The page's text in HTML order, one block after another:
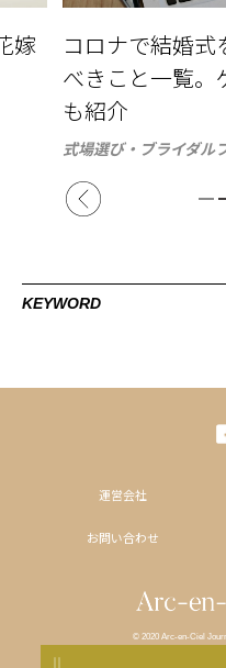
嫁
コロナで結婚式
べきこと一覧。
も紹介
式場選び・ブライダル
KEYWORD
運営会社
お問い合わせ
© 2020 Arc-en-Ciel